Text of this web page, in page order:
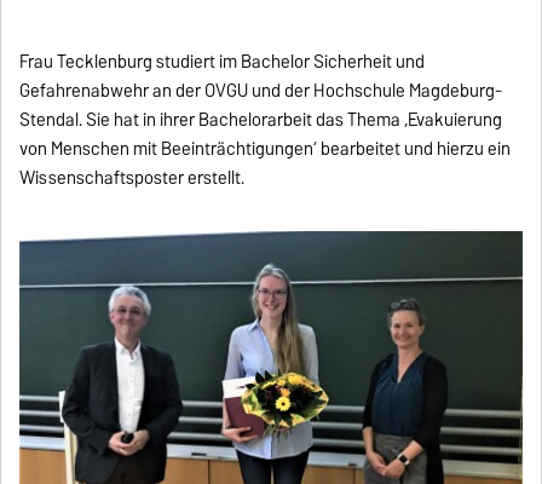
Frau Tecklenburg studiert im Bachelor Sicherheit und
Gefahrenabwehr an der OVGU und der Hochschule Magdeburg-
Stendal. Sie hat in ihrer Bachelorarbeit das Thema ‚Evakuierung
von Menschen mit Beeinträchtigungen‘ bearbeitet und hierzu ein
Wissenschaftsposter erstellt.